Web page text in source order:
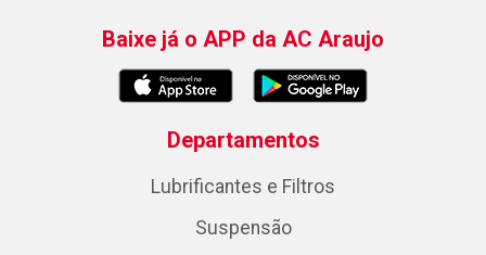
Baixe já o APP da AC Araujo
Departamentos
Lubrificantes e Filtros
Suspensão